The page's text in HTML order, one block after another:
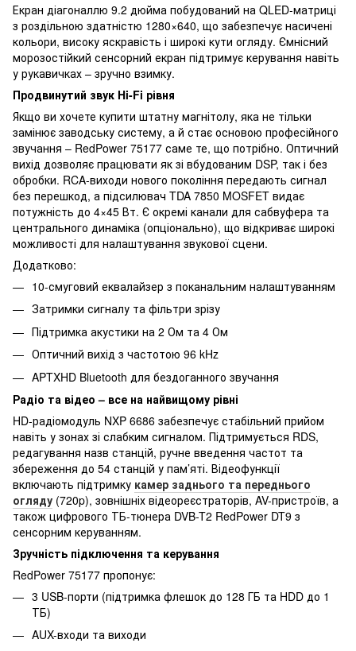
Екран діагоналлю 9.2 дюйма побудований на QLED-матриці
з роздільною здатністю 1280×640, що забезпечує насичені
кольори, високу яскравість і широкі кути огляду. Ємнісний
морозостійкий сенсорний екран підтримує керування навіть
у рукавичках – зручно взимку.
Продвинутий звук Hi-Fi рівня
Якщо ви хочете купити штатну магнітолу, яка не тільки
замінює заводську систему, а й стає основою професійного
звучання – RedPower 75177 саме те, що потрібно. Оптичний
вихід дозволяє працювати як зі вбудованим DSP, так і без
обробки. RCA-виходи нового покоління передають сигнал
без перешкод, а підсилювач TDA 7850 MOSFET видає
потужність до 4×45 Вт. Є окремі канали для сабвуфера та
центрального динаміка (опціонально), що відкриває широкі
можливості для налаштування звукової сцени.
Додатково:
10-смуговий еквалайзер з поканальним налаштуванням
Затримки сигналу та фільтри зрізу
Підтримка акустики на 2 Ом та 4 Ом
Оптичний вихід з частотою 96 kHz
APTXHD Bluetooth для бездоганного звучання
Радіо та відео – все на найвищому рівні
HD-радіомодуль NXP 6686 забезпечує стабільний прийом
навіть у зонах зі слабким сигналом. Підтримується RDS,
редагування назв станцій, ручне введення частот та
збереження до 54 станцій у пам’яті. Відеофункції
включають підтримку камер заднього та переднього
огляду (720p), зовнішніх відеореєстраторів, AV-пристроїв, а
також цифрового ТБ-тюнера DVB-T2 RedPower DT9 з
сенсорним керуванням.
Зручність підключення та керування
RedPower 75177 пропонує:
3 USB-порти (підтримка флешок до 128 ГБ та HDD до 1
ТБ)
AUX-входи та виходи